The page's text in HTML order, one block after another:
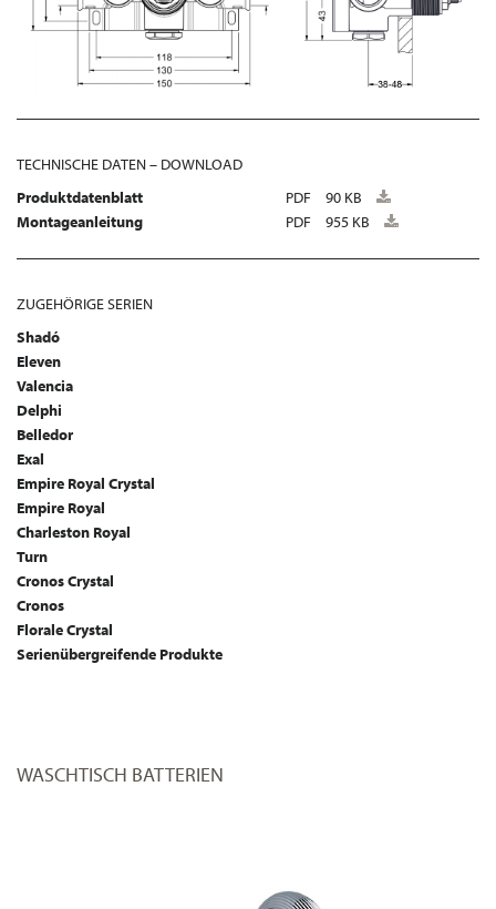
TECHNISCHE DATEN – DOWNLOAD
Produktdatenblatt
PDF
90 KB
Montageanleitung
PDF 955 KB
ZUGEHÖRIGE SERIEN
Shadó
Eleven
Valencia
Delphi
Belledor
Exal
Empire Royal Crystal
Empire Royal
Charleston Royal
Turn
Cronos Crystal
Cronos
Florale Crystal
Serienübergreifende Produkte
WASCHTISCH BATTERIEN